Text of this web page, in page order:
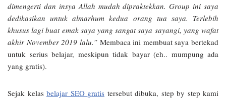
dimengerti dan insya Allah mudah dipraktekkan. Group ini saya
dedikasikan untuk almarhum kedua orang tua saya. Terlebih
khusus lagi buat emak saya yang sangat saya sayangi, yang wafat
akhir November 2019 lalu.”Membaca ini membuat saya bertekad
untuk serius belajar, meskipun tidak bayar (eh.. mumpung ada
yang gratis).
Sejak kelas belajar SEO gratis tersebut dibuka, step by step kami